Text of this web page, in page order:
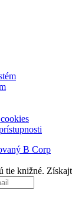
B Corp
tie knižné.